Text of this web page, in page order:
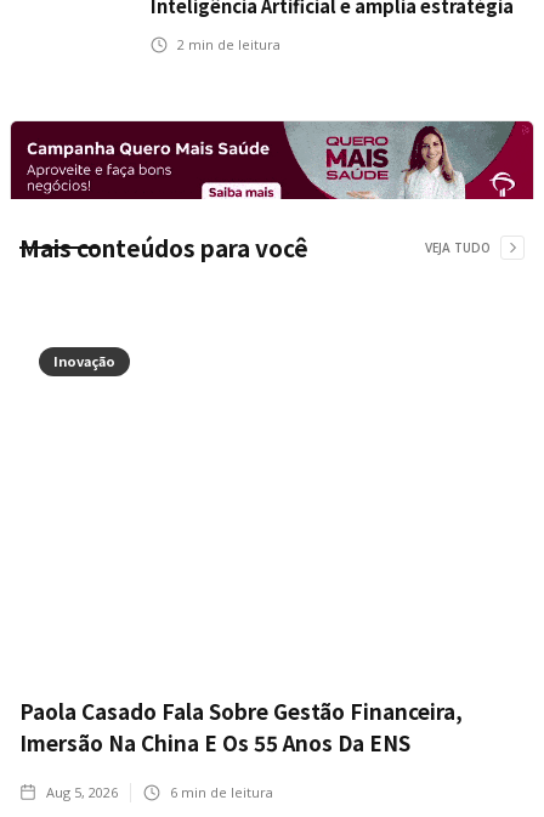
Inteligência Artificial e amplia estratégia
para toda a organização
2 min de leitura
Mais conteúdos para você VEJA TUDO
Inovação
Paola Casado Fala Sobre Gestão Financeira,
Imersão Na China E Os 55 Anos Da ENS
Aug 5, 2026 6 min de leitura